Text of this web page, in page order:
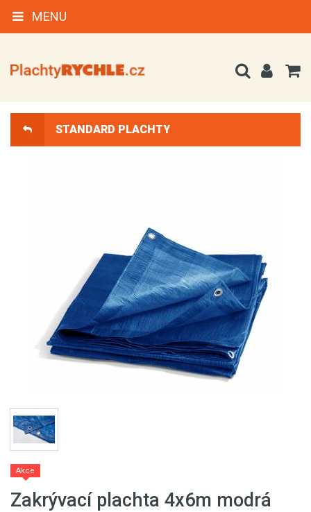
MENU
STANDARD PLACHTY
Akce
Zakrývací plachta 4x6m modrá